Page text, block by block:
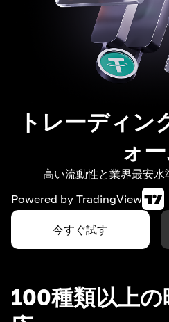
トレーディン
ォ
高い流動性と業界最安
Powered by TradingView
今すぐ試す
100種類以上